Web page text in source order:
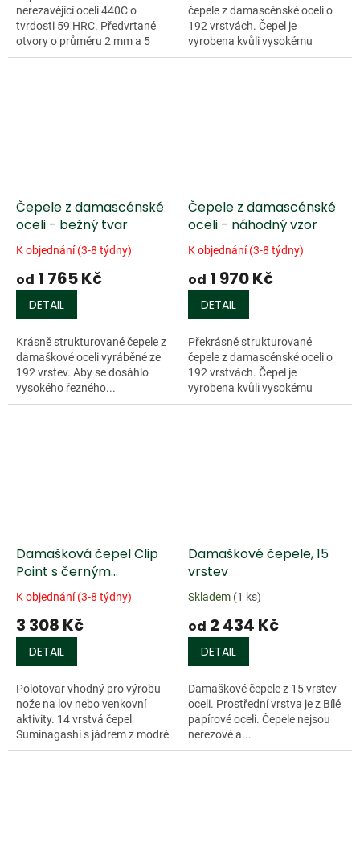
nerezavějící oceli 440C o
tvrdosti 59 HRC. Předvrtané
otvory o průměru 2 mm a 5
mm.
čepele z damascénské oceli o
192 vrstvách. Čepel je
vyrobena kvůli vysokému
řeznému výkonu z...
Čepele z damascénské
oceli - bežný tvar
K objednání (3-8 týdny)
od 1 765 Kč
DETAIL
Krásně strukturované čepele z
damaškové oceli vyráběné ze
192 vrstev. Aby se dosáhlo
vysokého řezného...
Čepele z damascénské
oceli - náhodný vzor
K objednání (3-8 týdny)
od 1 970 Kč
DETAIL
Překrásně strukturované
čepele z damascénské oceli o
192 vrstvách. Čepel je
vyrobena kvůli vysokému
řeznému výkonu z...
Damašková čepel Clip
Point s černým
kovaným povrchem
K objednání (3-8 týdny)
3 308 Kč
DETAIL
Polotovar vhodný pro výrobu
nože na lov nebo venkovní
aktivity. 14 vrstvá čepel
Suminagashi s jádrem z modré
papírové...
Damaškové čepele, 15
vrstev
Skladem (1 ks)
od 2 434 Kč
DETAIL
Damaškové čepele z 15 vrstev
oceli. Prostřední vrstva je z Bílé
papírové oceli. Čepele nejsou
nerezové a...